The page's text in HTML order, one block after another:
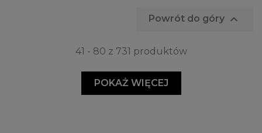
Powrót do góry 
41 - 80 z 731 produktów
POKAŻ WIĘCEJ